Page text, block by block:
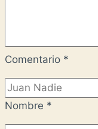
Comentario *
Nombre *